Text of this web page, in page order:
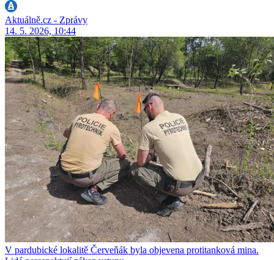
Aktuálně.cz - Zprávy
14. 5. 2026, 10:44
V pardubické lokalitě Červeňák byla objevena protitanková mina.